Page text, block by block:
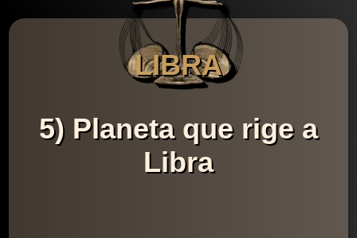
LIBRA
5) Planeta que rige a
Libra